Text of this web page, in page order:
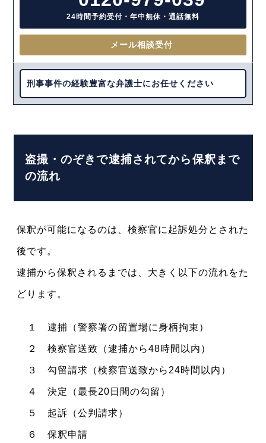
メール相談受付
24時間予約受付・年中無休・通話無料
刑事事件の経験豊富な弁護士にお任せください
盗撮・のぞきで逮捕されてから保釈まで
の流れ
保釈が可能になるのは、検察官に起訴処分とされた
後です。
逮捕から保釈されるまでは、大きく以下の流れをた
どります。
１ 逮捕（警察署の留置場に身柄拘束）
２ 検察官送致（逮捕から48時間以内）
３ 勾留請求（検察官送致から24時間以内）
４ 決定（最長20日間の勾留）
５ 起訴（公判請求）
６ 保釈申請